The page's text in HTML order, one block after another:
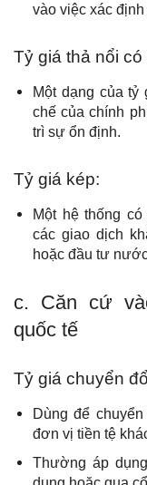
vào việc xác định
Tỷ giá thả nổi có
Một dạng của
chế của chính
trì sự ổn định.
Tỷ giá kép:
Một hệ thống
các giao dịch
hoặc đầu tư
c. Căn cứ
quốc tế
Tỷ giá chuyển
Dùng để
đơn vị tiền tệ
Thường áp